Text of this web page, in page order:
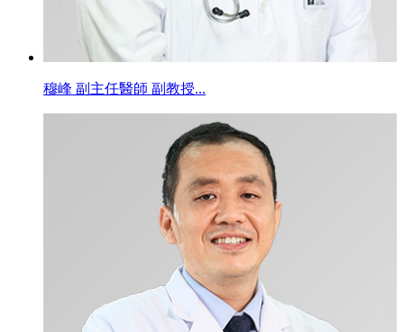
穆峰 副主任醫師 副教授...